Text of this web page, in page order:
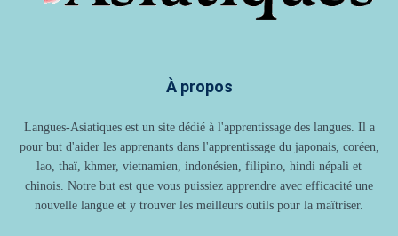
À propos
Langues-Asiatiques est un site dédié à l'apprentissage des langues. Il a
pour but d'aider les apprenants dans l'apprentissage du japonais, coréen,
lao, thaï, khmer, vietnamien, indonésien, filipino, hindi népali et
chinois. Notre but est que vous puissiez apprendre avec efficacité une
nouvelle langue et y trouver les meilleurs outils pour la maîtriser.